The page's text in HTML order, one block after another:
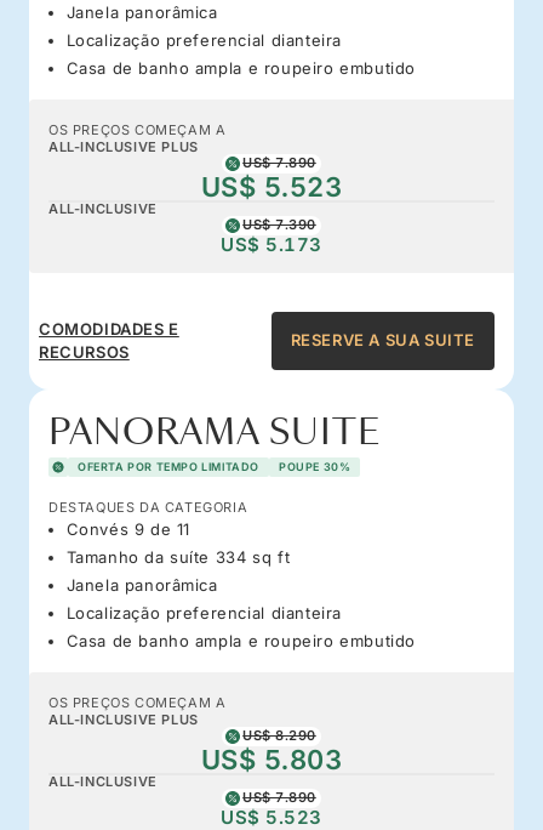
Janela panorâmica
Localização preferencial dianteira
Casa de banho ampla e roupeiro embutido
OS PREÇOS COMEÇAM A
ALL-INCLUSIVE PLUS
US$ 7.890
US$ 5.523
ALL-INCLUSIVE
US$ 7.390
US$ 5.173
COMODIDADES E
RECURSOS
RESERVE A SUA SUITE
PANORAMA SUITE
OFERTA POR TEMPO LIMITADO POUPE 30%
DESTAQUES DA CATEGORIA
Convés 9 de 11
Tamanho da suíte 334 sq ft
Janela panorâmica
Localização preferencial dianteira
Casa de banho ampla e roupeiro embutido
OS PREÇOS COMEÇAM A
ALL-INCLUSIVE PLUS
US$ 8.290
US$ 5.803
ALL-INCLUSIVE
US$ 7.890
US$ 5.523